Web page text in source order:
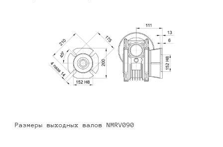
Размеры выходных валов NMRV090